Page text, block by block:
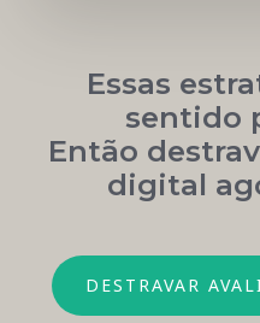
Essas
sentido
Então
digital
DESTRAVAR